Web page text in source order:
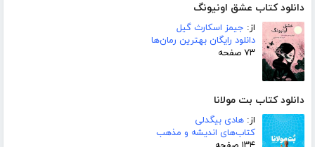
دانلود کتاب عشق اونیونگ
از: جیمز اسکارث گیل
دانلود رایگان بهترین رمان‌ها
۷۳ صفحه
دانلود کتاب بت مولانا
از: هادی بیگدلی
کتاب‌های اندیشه و مذهب